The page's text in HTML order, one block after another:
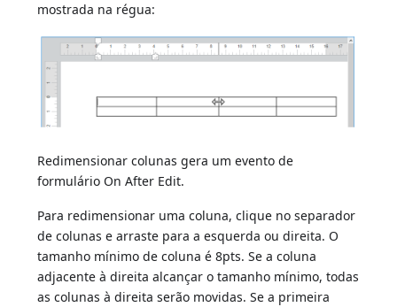
mostrada na régua:
Redimensionar colunas gera um evento de
formulário On After Edit.
Para redimensionar uma coluna, clique no separador
de colunas e arraste para a esquerda ou direita. O
tamanho mínimo de coluna é 8pts. Se a coluna
adjacente à direita alcançar o tamanho mínimo, todas
as colunas à direita serão movidas. Se a primeira